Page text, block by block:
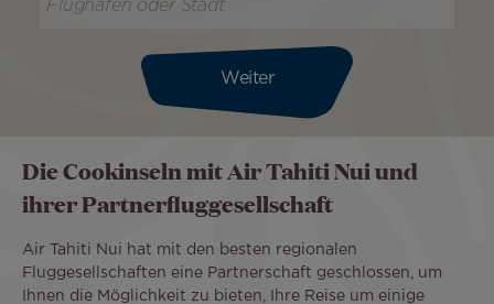
Weiter
Die Cookinseln mit Air Tahiti Nui und
ihrer Partnerfluggesellschaft
Air Tahiti Nui hat mit den besten regionalen
Fluggesellschaften eine Partnerschaft geschlossen, um
Ihnen die Möglichkeit zu bieten, Ihre Reise um einige